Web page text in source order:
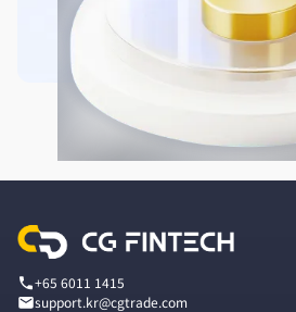
+65 6011 1415
support.kr@cgtrade.com